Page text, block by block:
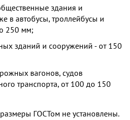
здания и
в автобусы, троллейбусы и
250 мм;
зданий и сооружений - от 150
вагонов, судов
транспорта, от 100 до 150
ГОСТом не установлены.